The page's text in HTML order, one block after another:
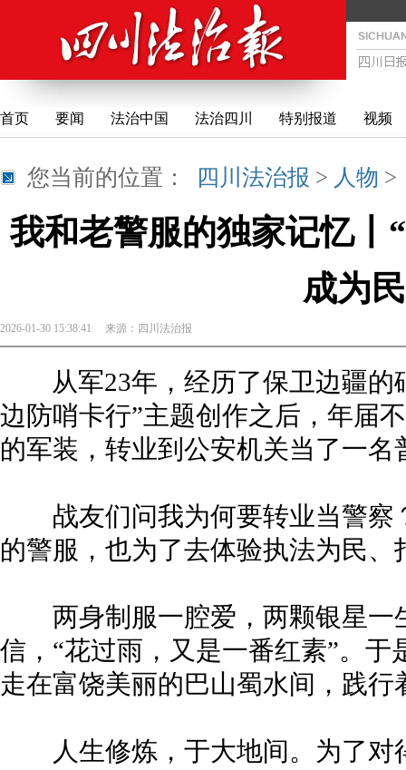
首页 要闻 法治中国 法治四川 特别报道 视频
您当前的位置： 四川法治报 > 人物
我和老警服的独家记忆丨
成为
2026-01-30 15:38:41 来源： 四川法治报
从军23年，经历了保卫边疆的
边防哨卡行”主题创作之后，年届
的军装，转业到公安机关当了一名
战友们问我为何要转业当警察
的警服，也为了去体验执法为民、
两身制服一腔爱，两颗银星一
信，“花过雨，又是一番红素”。于
走在富饶美丽的巴山蜀水间，践行
人生修炼，于大地间。为了对